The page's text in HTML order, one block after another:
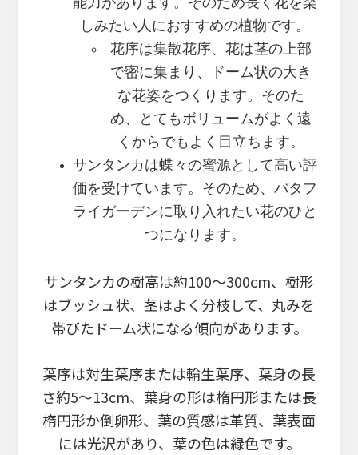
能力があります。そのため長く花を楽
しみたい人におすすめの植物です。
花序は集散花序、花は茎の上部
で密に集まり、ドーム状の大き
な花姿をつくります。そのた
め、とてもボリュームがよく遠
くからでもよく目立ちます。
サンタンカは蝶々の蜜源として高い評
価を受けています。そのため、バタフ
ライガーデンに取り入れたい花のひと
つになります。
サンタンカの樹高は約100～300cm、樹形
はブッシュ状、茎はよく分枝して、丸みを
帯びたドーム状になる傾向があります。
葉序は対生葉序または輪生葉序、葉身の長
さ約5～13cm、葉身の形は楕円形または長
楕円形か倒卵形、葉の質感は革質、葉表面
には光沢があり、葉の色は緑色です。